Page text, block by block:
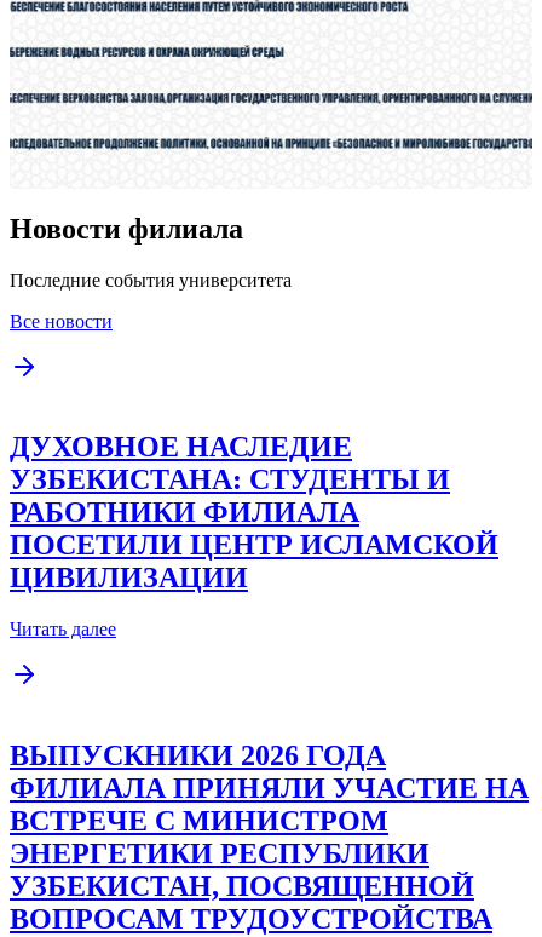
Новости филиала
Последние события университета
Все новости
ДУХОВНОЕ НАСЛЕДИЕ
УЗБЕКИСТАНА: СТУДЕНТЫ И
РАБОТНИКИ ФИЛИАЛА
ПОСЕТИЛИ ЦЕНТР ИСЛАМСКОЙ
ЦИВИЛИЗАЦИИ
Читать далее
ВЫПУСКНИКИ 2026 ГОДА
ФИЛИАЛА ПРИНЯЛИ УЧАСТИЕ НА
ВСТРЕЧЕ С МИНИСТРОМ
ЭНЕРГЕТИКИ РЕСПУБЛИКИ
УЗБЕКИСТАН, ПОСВЯЩЕННОЙ
ВОПРОСАМ ТРУДОУСТРОЙСТВА